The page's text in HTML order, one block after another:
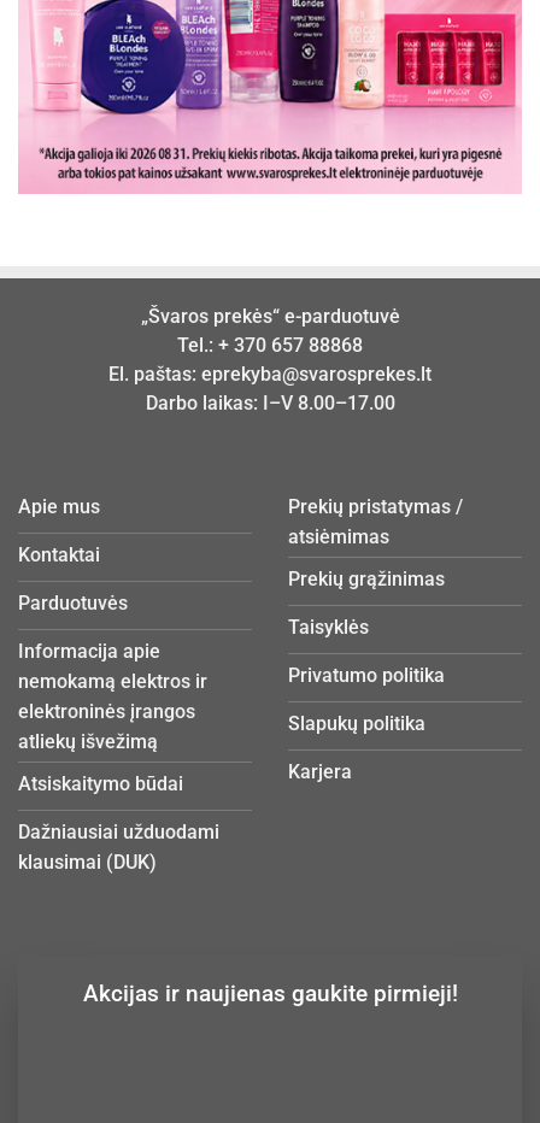
„Švaros prekės“ e-parduotuvė
Tel.: + 370 657 88868
El. paštas: eprekyba@svarosprekes.lt
Darbo laikas: I–V 8.00–17.00
Apie mus
Kontaktai
Parduotuvės
Informacija apie
nemokamą elektros ir
elektroninės įrangos
atliekų išvežimą
Atsiskaitymo būdai
Dažniausiai užduodami
klausimai (DUK)
Prekių pristatymas /
atsiėmimas
Prekių grąžinimas
Taisyklės
Privatumo politika
Slapukų politika
Karjera
Akcijas ir naujienas gaukite pirmieji!